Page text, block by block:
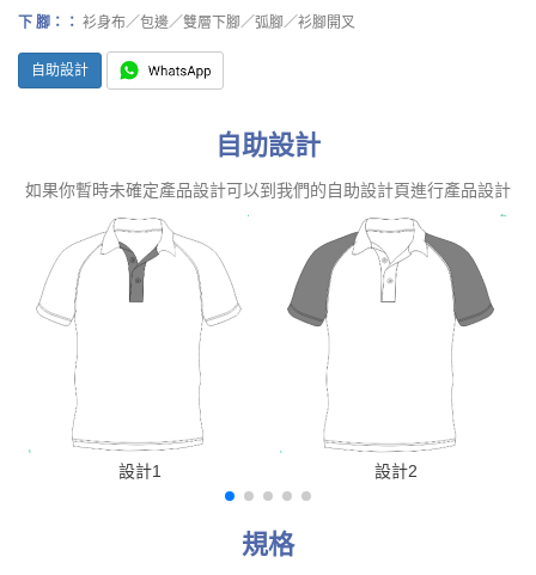
下 腳：： 衫身布／包邊／雙層下腳／弧腳／衫腳開叉
自助設計
自助設計
如果你暫時未確定產品設計可以到我們的自助設計頁進行產品設計
設計1 設計2
規格